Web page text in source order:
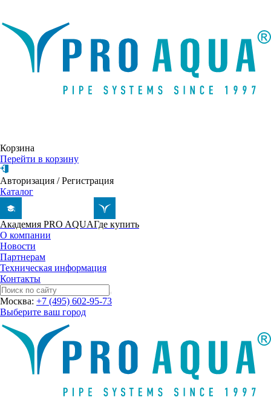
Корзина
Перейти в корзину
Авторизация /Регистрация
Каталог
Академия PRO AQUAГде купить
О компании
Новости
Партнерам
Техническая информация
Контакты
Москва: +7 (495) 602-95-73
Выберите ваш город